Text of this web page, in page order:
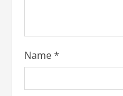
o
n
Name*